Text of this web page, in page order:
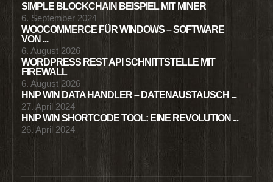
SIMPLE BLOCKCHAIN BEISPIEL MIT MINER
6. September 2024
WOOCOMMERCE FÜR WINDOWS – SOFTWARE
VON ...
6. August 2026
WORDPRESS REST API SCHNITTSTELLE MIT
FIREWALL
6. August 2026
HNP WIN DATA HANDLER – DATENAUSTAUSCH ...
27. April 2024
HNP WIN SHORTCODE TOOL: EINE REVOLUTION ...
26. April 2024